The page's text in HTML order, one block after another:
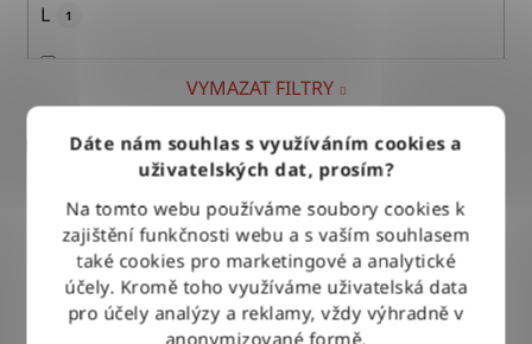
Dáte nám souhlas s využíváním cookies a
uživatelských dat, prosím?
Na tomto webu používáme soubory cookies k
zajištění funkčnosti webu a s vaším souhlasem
také cookies pro marketingové a analytické
účely. Kromě toho využíváme uživatelská data
pro účely analýzy a reklamy, vždy výhradně v
anonymizované formě.
L 1
XL 1
3XL
VYMAZAT FILTRY
Položek k zobrazení:2